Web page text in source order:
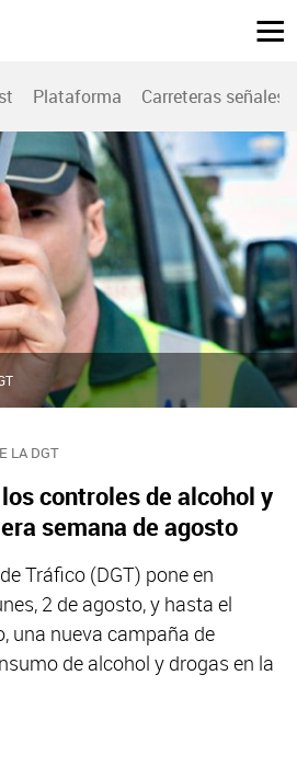
Plataforma Carreteras señales
LA DGT
controles de alcohol y
semana de agosto
Tráfico (DGT) pone en
2 de agosto, y hasta el
una nueva campaña de
de alcohol y drogas en la